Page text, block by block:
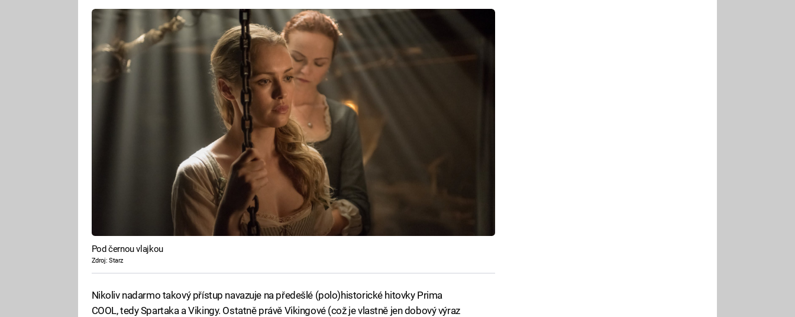
Pod černou vlajkou
Zdroj: Starz
Nikoliv nadarmo takový přístup navazuje na předešlé (polo)historické hitovky Prima
COOL, tedy Spartaka a Vikingy. Ostatně právě Vikingové (což je vlastně jen dobový výraz